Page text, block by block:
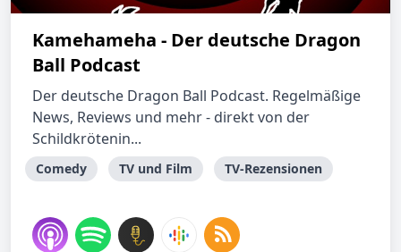
Kamehameha - Der deutsche Dragon
Ball Podcast
Der deutsche Dragon Ball Podcast. Regelmäßige
News, Reviews und mehr - direkt von der
Schildkrötenin...
Comedy TV und Film TV-Rezensionen